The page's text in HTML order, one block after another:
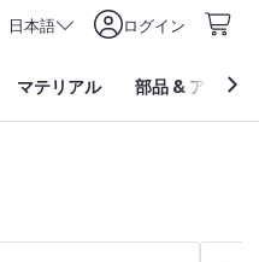
日本語 ログイン
マテリアル 部品 & アクセ